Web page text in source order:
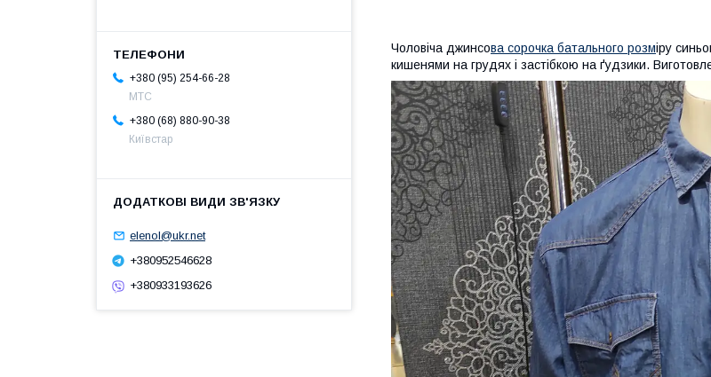
Чоловіча джинсова сорочка батального розміру
кишенями на грудях і застібкою на ґудзики.
+380 (95) 254-66-28
МТС
+380 (68) 880-90-38
Київстар
elenol@ukr.net
+380952546628
+380933193626